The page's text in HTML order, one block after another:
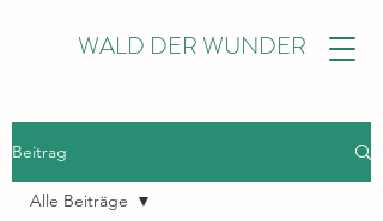
WALD DER WUNDER
Beitrag
Alle Beiträge